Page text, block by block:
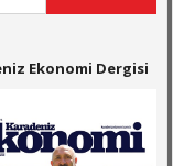
Ekonomi Dergisi